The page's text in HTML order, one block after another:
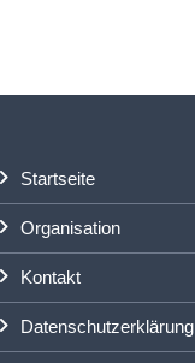
Startseite
Organisation
Kontakt
Datenschutzerklärung